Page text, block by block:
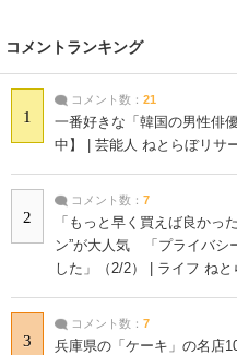
コメントランキング
1
コメント数： 21
一番好きな「韓国の男性俳
中】 | 芸能人 ねとらぼリサ
2
コメント数： 7
「もっと早く買えば良か
ン”が大人気 「プライバシ
した」（2/2） | ライフ ね
3
コメント数： 7
兵庫県の「ケーキ」の名店